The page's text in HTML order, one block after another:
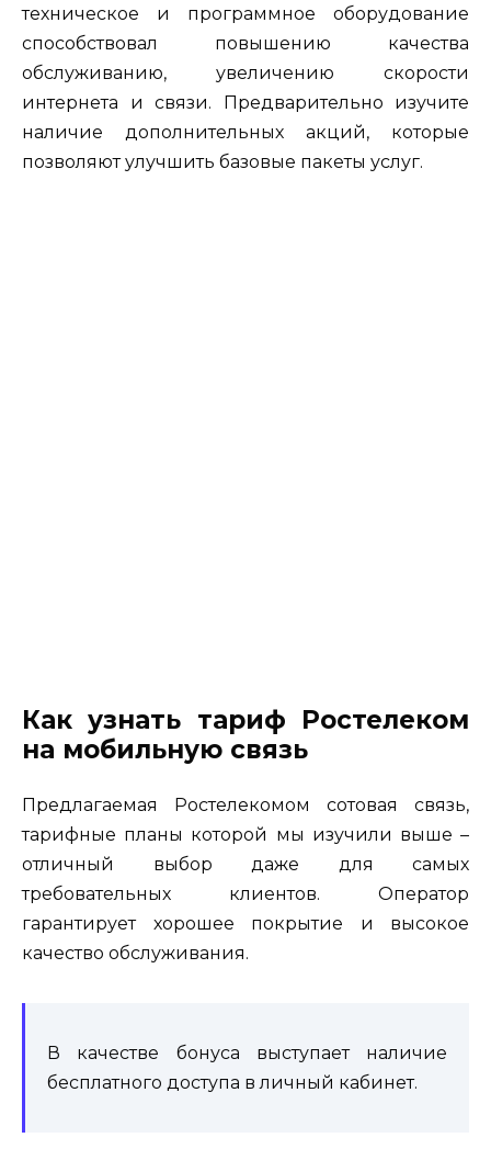
техническое и программное оборудование
способствовал повышению качества
обслуживанию, увеличению скорости
интернета и связи. Предварительно изучите
наличие дополнительных акций, которые
позволяют улучшить базовые пакеты услуг.
Как узнать тариф Ростелеком
на мобильную связь
Предлагаемая Ростелекомом сотовая связь,
тарифные планы которой мы изучили выше –
отличный выбор даже для самых
требовательных клиентов. Оператор
гарантирует хорошее покрытие и высокое
качество обслуживания.
В качестве бонуса выступает наличие
бесплатного доступа в личный кабинет.